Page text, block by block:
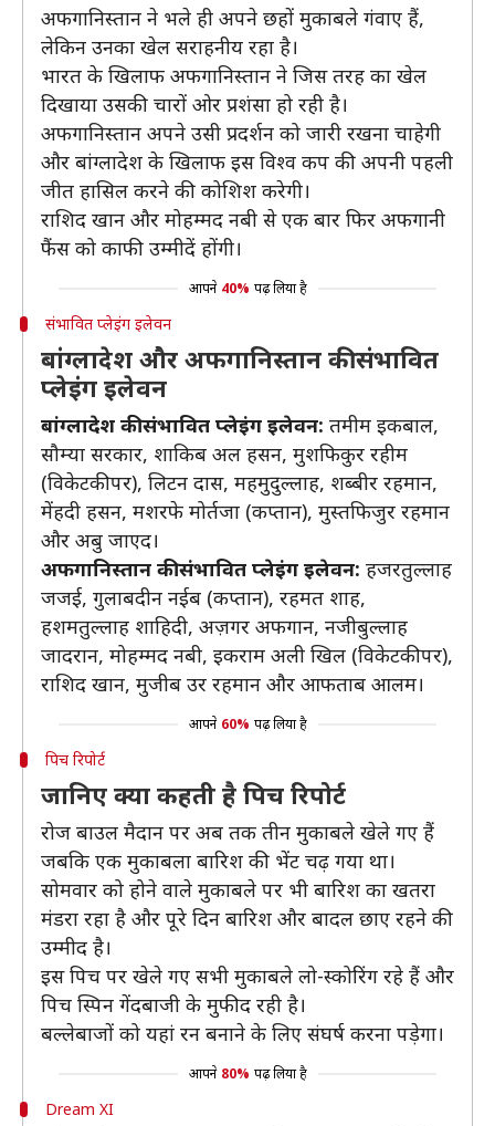
अफगानिस्तान ने भले ही अपने छहों मुकाबले गंवाए हैं,
लेकिन उनका खेल सराहनीय रहा है।
भारत के खिलाफ अफगानिस्तान ने जिस तरह का खेल
दिखाया उसकी चारों ओर प्रशंसा हो रही है।
अफगानिस्तान अपने उसी प्रदर्शन को जारी रखना चाहेगी
और बांग्लादेश के खिलाफ इस विश्व कप की अपनी पहली
जीत हासिल करने की कोशिश करेगी।
राशिद खान और मोहम्मद नबी से एक बार फिर अफगानी
फैंस को काफी उम्मीदें होंगी।
आपने 40% पढ़ लिया है
संभावित प्लेइंग इलेवन
बांग्लादेश और अफगानिस्तान की संभावित
प्लेइंग इलेवन
बांग्लादेश की संभावित प्लेइंग इलेवन: तमीम इकबाल,
सौम्या सरकार, शाकिब अल हसन, मुशफिकुर रहीम
(विकेटकीपर), लिटन दास, महमुदुल्लाह, शब्बीर रहमान,
मेंहदी हसन, मशरफे मोर्तजा (कप्तान), मुस्तफिजुर रहमान
और अबु जाएद।
अफगानिस्तान की संभावित प्लेइंग इलेवन: हजरतुल्लाह
जजई, गुलाबदीन नईब (कप्तान), रहमत शाह,
हशमतुल्लाह शाहिदी, अज़गर अफगान, नजीबुल्लाह
जादरान, मोहम्मद नबी, इकराम अली खिल (विकेटकीपर),
राशिद खान, मुजीब उर रहमान और आफताब आलम।
आपने 60% पढ़ लिया है
पिच रिपोर्ट
जानिए क्या कहती है पिच रिपोर्ट
रोज बाउल मैदान पर अब तक तीन मुकाबले खेले गए हैं
जबकि एक मुकाबला बारिश की भेंट चढ़ गया था।
सोमवार को होने वाले मुकाबले पर भी बारिश का खतरा
मंडरा रहा है और पूरे दिन बारिश और बादल छाए रहने की
उम्मीद है।
इस पिच पर खेले गए सभी मुकाबले लो-स्कोरिंग रहे हैं और
पिच स्पिन गेंदबाजी के मुफीद रही है।
बल्लेबाजों को यहां रन बनाने के लिए संघर्ष करना पड़ेगा।
आपने 80% पढ़ लिया है
Dream XI